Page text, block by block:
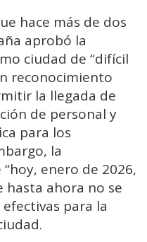
hace más de dos
aprobó la
ciudad de “difícil
reconocimiento
la llegada de
de personal y
para los
la
enero de 2026,
hasta ahora no se
para la